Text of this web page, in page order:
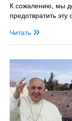
К сожалению, мы
предотвратить эту
Читать